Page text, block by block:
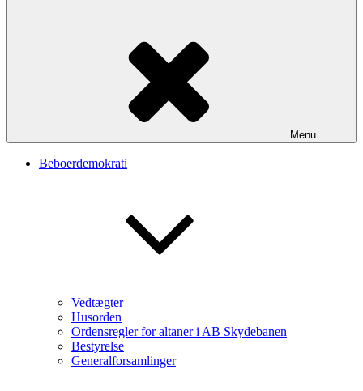
Menu
Beboerdemokrati
Vedtægter
Husorden
Ordensregler for altaner i AB Skydebanen
Bestyrelse
Generalforsamlinger